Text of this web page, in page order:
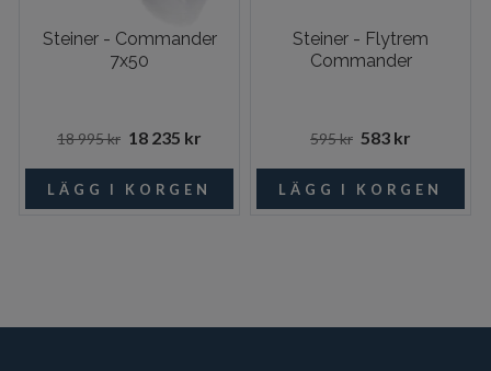
Steiner - Commander
7x50
18 995 kr 18 235 kr
Steiner - Flytrem
Commander
595 kr 583 kr